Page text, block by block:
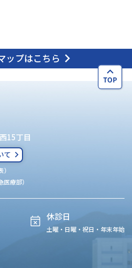
ップはこちら
15丁目
て
）
医療部）
休診日
土曜・日曜・祝日・年末年始